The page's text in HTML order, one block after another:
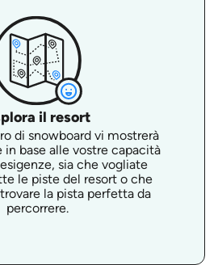
il resort
di snowboard vi mostrerà
base alle vostre capacità
sia che vogliate
le piste del resort o che
la pista perfetta da
percorrere.